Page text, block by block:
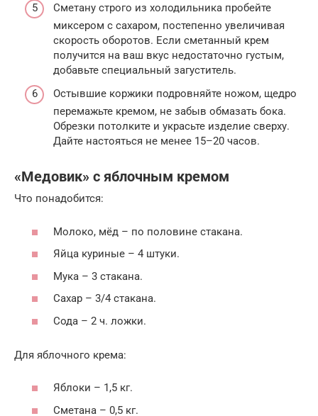
Сметану строго из холодильника пробейте
миксером с сахаром, постепенно увеличивая
скорость оборотов. Если сметанный крем
получится на ваш вкус недостаточно густым,
добавьте специальный загуститель.
Остывшие коржики подровняйте ножом, щедро
перемажьте кремом, не забыв обмазать бока.
Обрезки потолките и украсьте изделие сверху.
Дайте настояться не менее 15–20 часов.
«Медовик» с яблочным кремом
Что понадобится:
Молоко, мёд – по половине стакана.
Яйца куриные – 4 штуки.
Мука – 3 стакана.
Сахар – 3/4 стакана.
Сода – 2 ч. ложки.
Для яблочного крема:
Яблоки – 1,5 кг.
Сметана – 0,5 кг.